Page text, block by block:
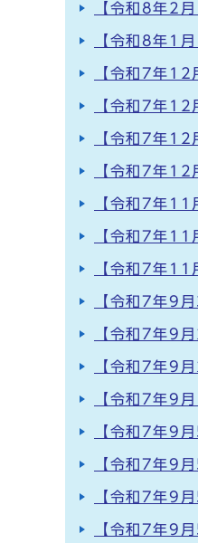
【令和8年2
【令和8年1
【令和7年
【令和7年12
【令和7年12
【令和7年
【令和7年11
【令和7年11
【令和7年11
【令和7年9
【令和7年9
【令和7年9
【令和7年9
【令和7年9
【令和7年9
【令和7年9
【令和7年9